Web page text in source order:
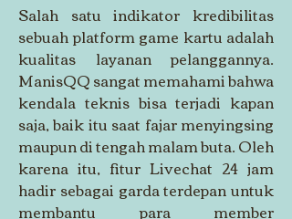
Salah satu indikator kredibilitas
sebuah platform game kartu adalah
kualitas layanan pelanggannya.
ManisQQ sangat memahami bahwa
kendala teknis bisa terjadi kapan
saja, baik itu saat fajar menyingsing
maupun di tengah malam buta. Oleh
karena itu, fitur Livechat 24 jam
hadir sebagai garda terdepan untuk
membantu para member